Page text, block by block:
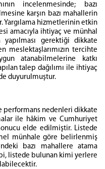
incelenmesinde; bazı
karşın bazı mahallerin
hizmetlerinin etkin
amacıyla ihtiyaç ve münhal
gerektiği dikkate
meslektaşlarımızın tercihte
atanabilmelerine katkı
talep dağılımı ile ihtiyaç
duyurulmuştur.
performans nedenleri dikkate
ile hâkim ve Cumhuriyet
elde edilmiştir. Listede
münhale göre belirlenmiş
bazı mahallere atama
listede bulunan kimi yerlere